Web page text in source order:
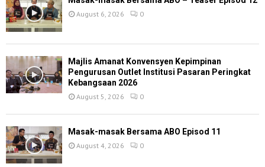
August 6, 2026 0
Majlis Amanat Konvensyen Kepimpinan
Pengurusan Outlet Institusi Pasaran Peringkat
Kebangsaan 2026
August 5, 2026 0
Masak-masak Bersama ABO Episod 11
August 4, 2026 0